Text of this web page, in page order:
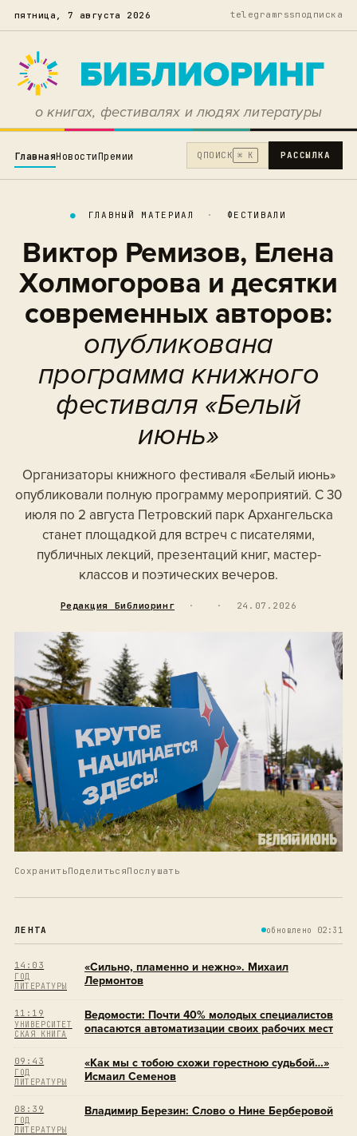
пятница, 7 августа 2026 telegramrssподписка
о книгах, фестивалях и людях литературы
ГлавнаяНовостиПремии Q ПОИСК ⌘ K РАССЫЛКА
● ГЛАВНЫЙ МАТЕРИАЛ · ФЕСТИВАЛИ
Виктор Ремизов, Елена
Холмогорова и десятки
современных авторов:
опубликована
программа книжного
фестиваля «Белый
июнь»
Организаторы книжного фестиваля «Белый июнь»
опубликовали полную программу мероприятий. С 30
июля по 2 августа Петровский парк Архангельска
станет площадкой для встреч с писателями,
публичных лекций, презентаций книг, мастер-
классов и поэтических вечеров.
Редакция Библиоринг · · 24.07.2026
СохранитьПоделитьсяПослушать
ЛЕНТА обновлено 02:31
14:03
ГОД
ЛИТЕРАТУРЫ
«Сильно, пламенно и нежно». Михаил
Лермонтов
11:19
УНИВЕРСИТЕТ
СКАЯ КНИГА
Ведомости: Почти 40% молодых специалистов
опасаются автоматизации своих рабочих мест
09:43
ГОД
ЛИТЕРАТУРЫ
«Как мы с тобою схожи горестною судьбой…»
Исмаил Семенов
08:39
ГОД
ЛИТЕРАТУРЫ
Владимир Березин: Слово о Нине Берберовой